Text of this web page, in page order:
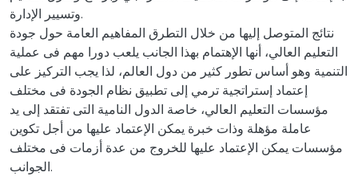
وتسيير الإدارة.
نتائج المتوصل إليها من خلال التطرق المفاهيم العامة حول جودة
التعليم العالي، أنها الإهتمام بهذا الجانب يلعب دورا مهم فى عملية
التنمية وهو أساس تطور كثير من دول العالم، لذا يجب التركيز على
إعتماد إستراتجية ترمي إلى تطبيق نظام الجودة فى مختلف
مؤسسات التعليم العالي، خاصة الدول النامية التى تفتقد إلى يد
عاملة مؤهلة وذات خبرة يمكن الإعتماد عليها من أجل تكوين
مؤسسات يمكن الإعتماد عليها للخروج من عدة أزمات فى مختلف
الجوانب.